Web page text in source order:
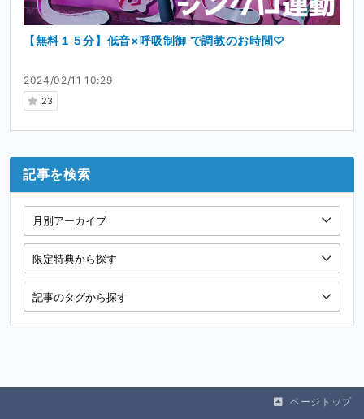
2024/02/11 10:29
23
【無料１５分】低音×呼吸制御 で調教のお時間♡
記事を検索
ページトップ